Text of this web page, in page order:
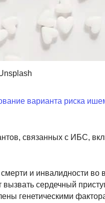
варианта риска
связанных с ИБС,
и инвалидности во
сердечный
генетическими